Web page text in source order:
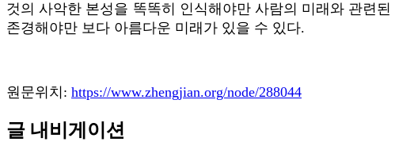
것의 사악한 본성을 똑똑히 인식해야만 사람의 미래와 관련
존경해야만 보다 아름다운 미래가 있을 수 있다.
원문위치: https://www.zhengjian.org/node/288044
글 내비게이션